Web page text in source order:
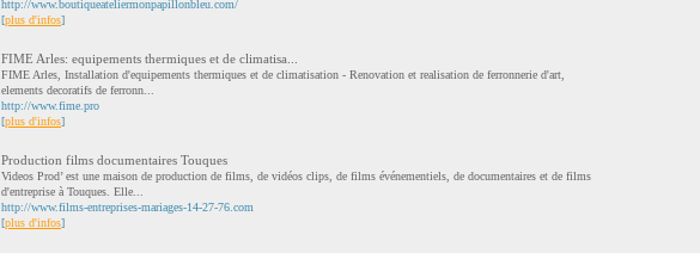
http://www.boutiqueateliermonpapillonbleu.com/
[plus d'infos]
FIME Arles: equipements thermiques et de climatisa...
FIME Arles, Installation d'equipements thermiques et de climatisation - Renovation et realisation de ferronnerie d'art,
elements decoratifs de ferronn...
http://www.fime.pro
[plus d'infos]
Production films documentaires Touques
Videos Prod’ est une maison de production de films, de vidéos clips, de films événementiels, de documentaires et de films
d'entreprise à Touques. Elle...
http://www.films-entreprises-mariages-14-27-76.com
[plus d'infos]